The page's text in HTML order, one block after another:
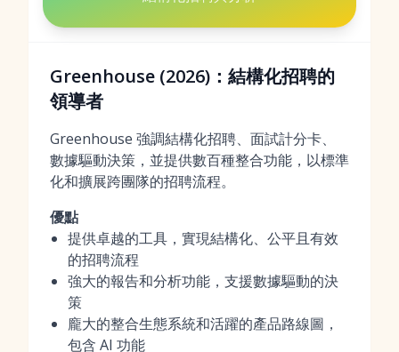
Greenhouse (2026)：結構化招聘的
領導者
Greenhouse 強調結構化招聘、面試計分卡、
數據驅動決策，並提供數百種整合功能，以標準
化和擴展跨團隊的招聘流程。
優點
提供卓越的工具，實現結構化、公平且有效
的招聘流程
強大的報告和分析功能，支援數據驅動的決
策
龐大的整合生態系統和活躍的產品路線圖，
包含 AI 功能